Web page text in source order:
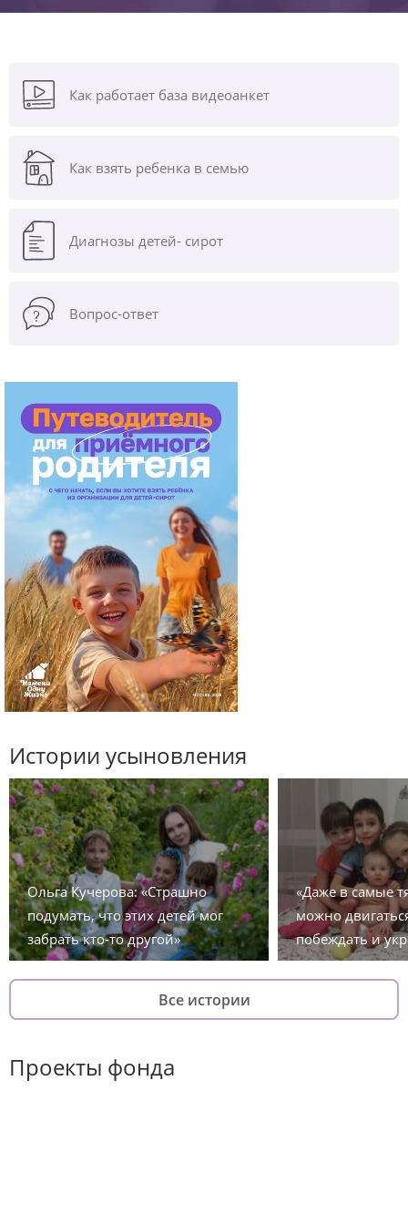
Как работает база видеоанкет
Как взять ребенка в семью
Диагнозы детей- сирот
Вопрос-ответ
Истории усыновления
Ольга Кучерова: «Страшно
подумать, что этих детей мог
забрать кто-то другой»
«Даже в самые
можно
побеждать и
Все истории
Проекты фонда